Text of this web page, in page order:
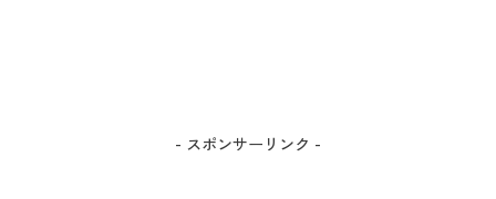
- スポンサーリンク -